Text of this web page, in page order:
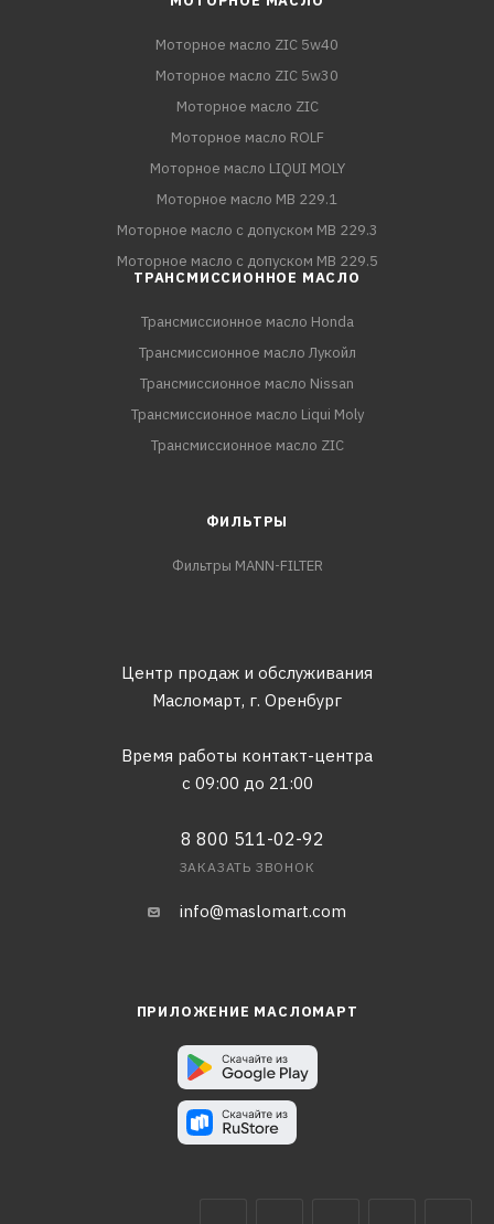
Моторное масло ZIC 5w40
Моторное масло ZIC 5w30
Моторное масло ZIC
Моторное масло ROLF
Моторное масло LIQUI MOLY
Моторное масло MB 229.1
Моторное масло с допуском MB 229.3
Моторное масло с допуском MB 229.5
ТРАНСМИССИОННОЕ МАСЛО
Трансмиссионное масло Honda
Трансмиссионное масло Лукойл
Трансмиссионное масло Nissan
Трансмиссионное масло Liqui Moly
Трансмиссионное масло ZIC
ФИЛЬТРЫ
Фильтры MANN-FILTER
Центр продаж и обслуживания
Масломарт, г. Оренбург
Время работы контакт-центра
с 09:00 до 21:00
8 800 511-02-92
ЗАКАЗАТЬ ЗВОНОК
info@maslomart.com
ПРИЛОЖЕНИЕ МАСЛОМАРТ